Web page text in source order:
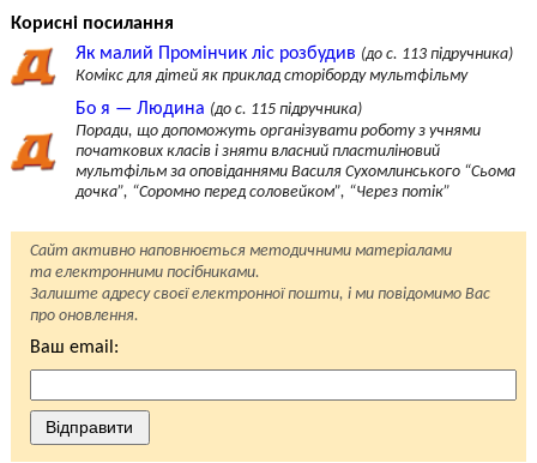
Корисні посилання
Як малий Промінчик ліс розбудив (до с. 113 підручника)
Комікс для дітей як приклад сторіборду мультфільму
Бо я — Людина (до с. 115 підручника)
Поради, що допоможуть організувати роботу з учнями
початкових класів і зняти власний пластиліновий
мультфільм за оповіданнями Василя Сухомлинського “Сьома
дочка”, “Соромно перед соловейком”, “Через потік”
Сайт активно наповнюється методичними матеріалами
та електронними посібниками.
Залиште адресу своєї електронної пошти, і ми повідомимо Вас
про оновлення.
Ваш email:
Відправити